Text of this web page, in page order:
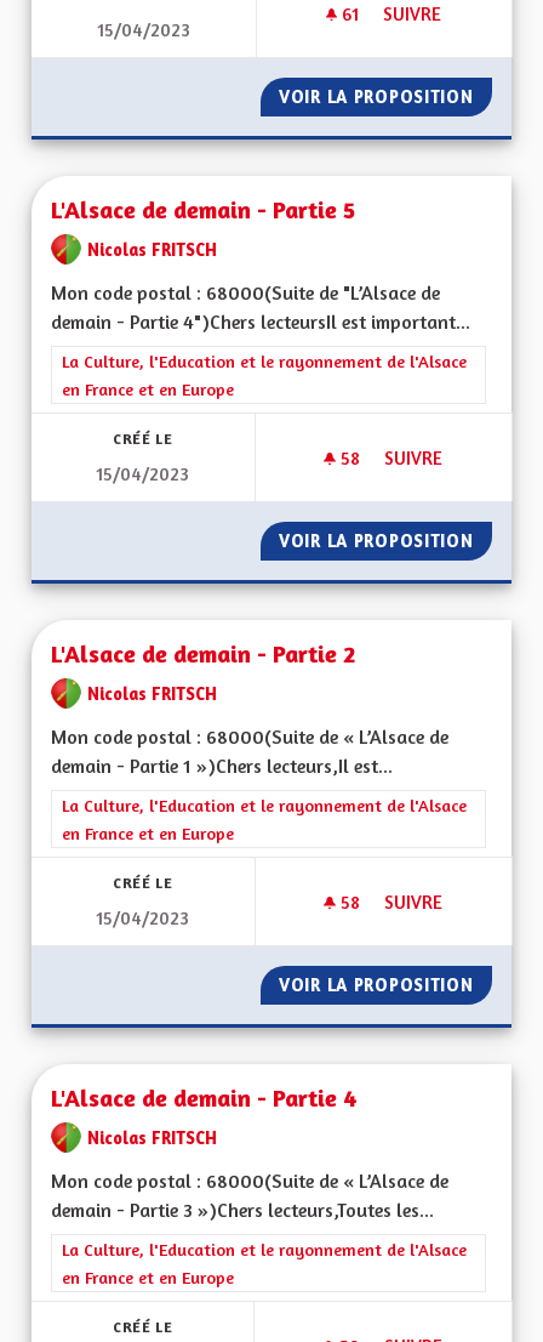
15/04/2023
61 61 ABONNÉS
SUIVRE
VOIR LA PROPOSITION
L'Alsace de demain - Partie 5
Nicolas FRITSCH
Mon code postal : 68000(Suite de "L’Alsace de
demain - Partie 4")Chers lecteursIl est important...
Filtrer les résultats de la catégorie : La Culture, l'Education et
La Culture, l'Education et le rayonnement de l'Alsace
en France et en Europe
CRÉÉ LE
15/04/2023
58 58 ABONNÉS
SUIVRE
VOIR LA PROPOSITION
L'Alsace de demain - Partie 2
Nicolas FRITSCH
Mon code postal : 68000(Suite de « L’Alsace de
demain - Partie 1 »)Chers lecteurs,Il est...
Filtrer les résultats de la catégorie : La Culture, l'Education et
La Culture, l'Education et le rayonnement de l'Alsace
en France et en Europe
CRÉÉ LE
15/04/2023
58 58 ABONNÉS
SUIVRE
VOIR LA PROPOSITION
L'Alsace de demain - Partie 4
Nicolas FRITSCH
Mon code postal : 68000(Suite de « L’Alsace de
demain - Partie 3 »)Chers lecteurs,Toutes les...
Filtrer les résultats de la catégorie : La Culture, l'Education et
La Culture, l'Education et le rayonnement de l'Alsace
en France et en Europe
CRÉÉ LE